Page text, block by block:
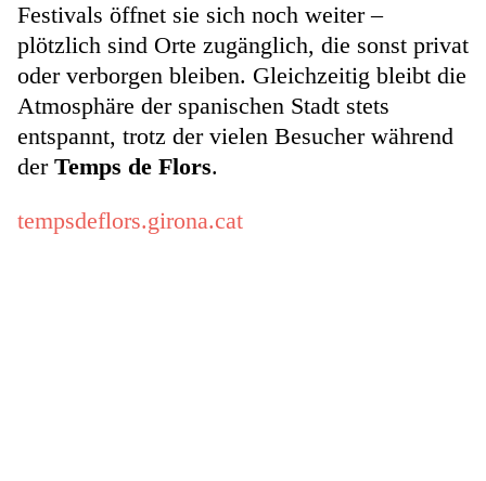
Festivals öffnet sie sich noch weiter –
plötzlich sind Orte zugänglich, die sonst privat
oder verborgen bleiben. Gleichzeitig bleibt die
Atmosphäre der spanischen Stadt stets
entspannt, trotz der vielen Besucher während
der Temps de Flors.
tempsdeflors.girona.cat